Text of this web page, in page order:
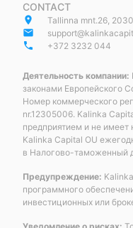
CONTACT
place Tallinna mnt.26,
email
phone +372 3232 044
Деятельность компании:
законами Европейского
Номер коммерческого
nr.12305006. Kalinka
предприятием и не имеет
Kalinka Capital OU
в Налогово-таможенный
Предупреждение:
программного
инвестиционных или